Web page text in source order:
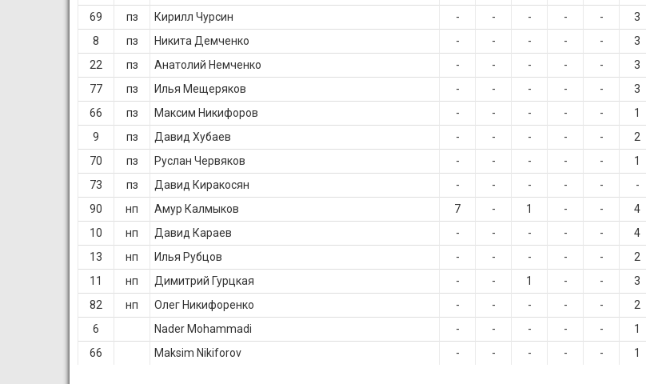
69
пз Кирилл Чурсин - - - - - 3
8
пз Никита Демченко - - - - - 3
22
пз Анатолий Немченко - - - - - 3
77
пз Илья Мещеряков - - - - - 3
66
пз Максим Никифоров - - - - - 1
9
пз Давид Хубаев - - - - - 2
70
пз Руслан Червяков - - - - - 1
73
пз Давид Киракосян - - - - - -
90
нп Амур Калмыков 7 - 1 - - 4
10
нп Давид Караев - - - - - 4
13
нп Илья Рубцов - - - - - 2
11
нп Димитрий Гурцкая - - 1 - - 3
82
нп Олег Никифоренко - - - - - 2
6
Nader Mohammadi - - - - - 1
66
Maksim Nikiforov - - - - - 1